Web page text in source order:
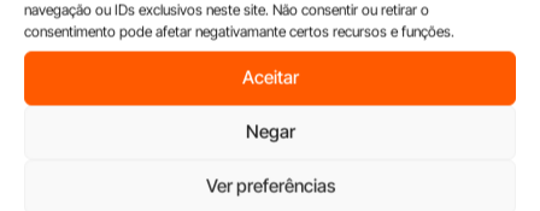
navegação ou IDs exclusivos neste site. Não consentir ou retirar o
consentimento pode afetar negativamante certos recursos e funções.
Aceitar
Negar
Ver preferências
Portugal e descubra o negócio ideal para ti.